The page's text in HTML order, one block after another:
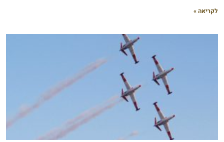
לקריאה »